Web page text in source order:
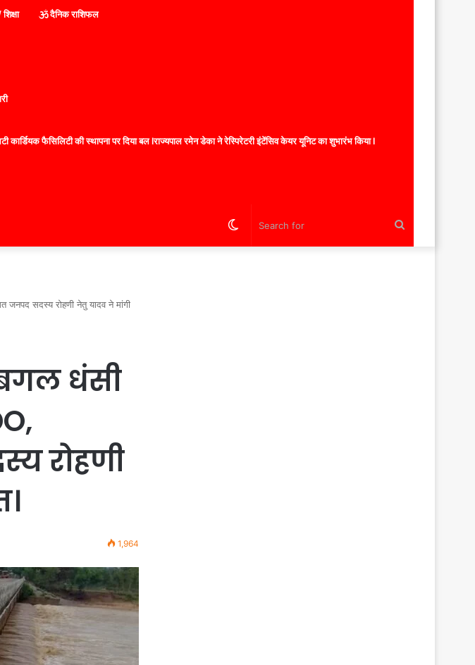
दैनिक राशिफल
कार्डियक फैसिलिटी की स्थापना पर दिया बल lराज्यपाल रमेन डेका ने रेस्पिरेटरी इंटेंसिव केयर यूनिट का शुभारंभ किया l
Switch
जनपद सदस्य रोहणी नेतु यादव ने मांगी
धंसी
रोहणी
1,964